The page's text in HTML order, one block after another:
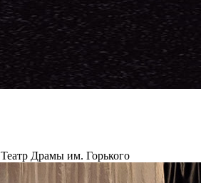
Театр Драмы им. Горького